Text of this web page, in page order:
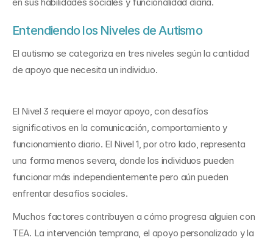
Entendiendo los Niveles de Autismo
El autismo se categoriza en tres niveles según la cantidad
de apoyo que necesita un individuo.
El Nivel 3 requiere el mayor apoyo, con desafíos
significativos en la comunicación, comportamiento y
funcionamiento diario. El Nivel 1, por otro lado, representa
una forma menos severa, donde los individuos pueden
funcionar más independientemente pero aún pueden
enfrentar desafíos sociales.
Muchos factores contribuyen a cómo progresa alguien con
TEA. La intervención temprana, el apoyo personalizado y la